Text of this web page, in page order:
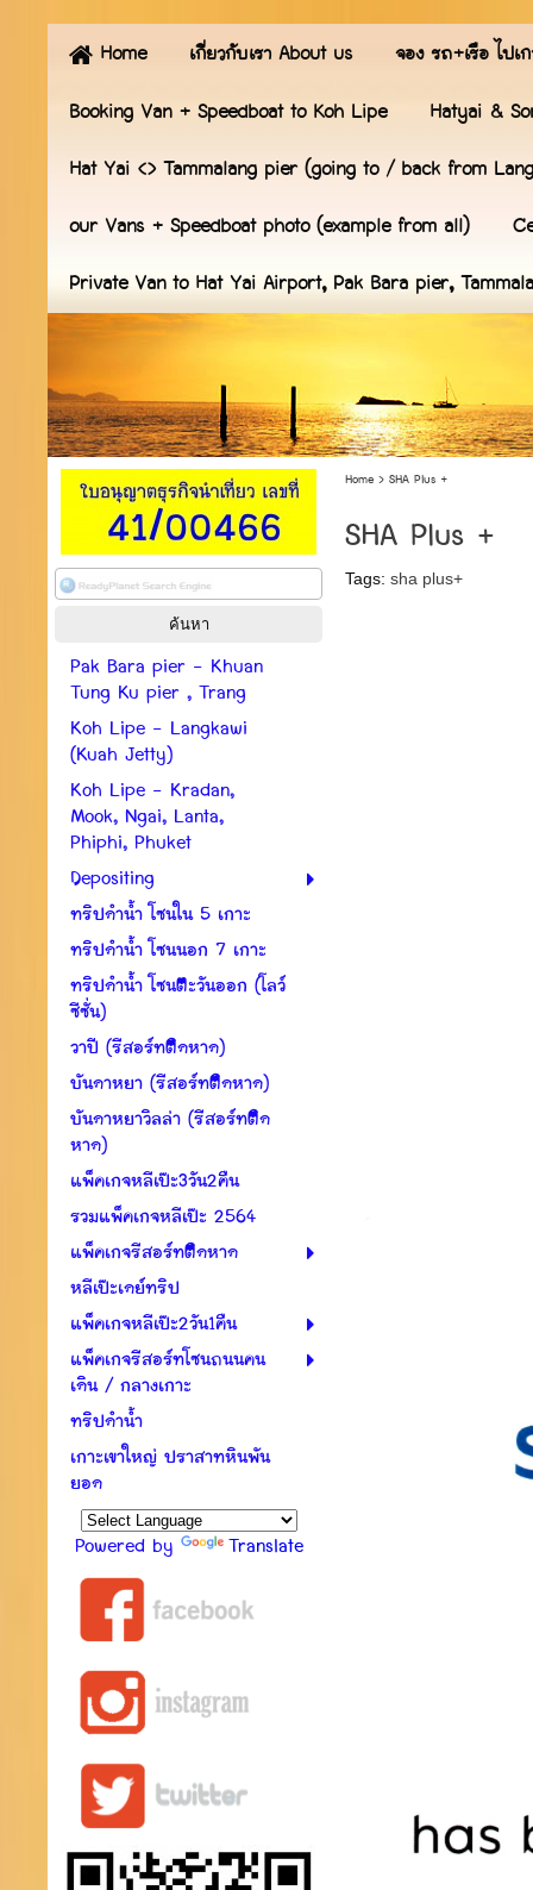
Home เกี่ยวกับเรา About us
จอง รถ+เรือ ไปเ
Booking Van + Speedboat to Koh Lipe
Hatyai &
Hat Yai <> Tammalang pier (going to / back from
our Vans + Speedboat photo (example from all)
Private Van to Hat Yai Airport, Pak Bara pier,
Pak Bara pier - Khuan
Tung Ku pier , Trang
Koh Lipe - Langkawi
(Kuah Jetty)
Koh Lipe - Kradan,
Mook, Ngai, Lanta,
Phiphi, Phuket
Depositing
ทริปดำน้ำ โซนใน 5 เกาะ
ทริปดำน้ำ โซนนอก 7 เกาะ
ทริปดำน้ำ โซนตะวันออก (โลว์
ซีซั่น)
วาปี (รีสอร์ทติดหาด)
บันดาหยา (รีสอร์ทติดหาด)
บันดาหยาวิลล่า (รีสอร์ทติด
หาด)
แพ็คเกจหลีเป๊ะ3วัน2คืน
รวมแพ็คเกจหลีเป๊ะ 2564
แพ็คเกจรีสอร์ทติดหาด
หลีเป๊ะเดย์ทริป
แพ็คเกจหลีเป๊ะ2วัน1คืน
แพ็คเกจรีสอร์ทโซนถนนคน
เดิน / กลางเกาะ
ทริปดำน้ำ
เกาะเขาใหญ่ ปราสาทหินพัน
ยอด
Powered by
Translate
Home> SHA Plus +
SHA Plus +
Tags:sha plus+